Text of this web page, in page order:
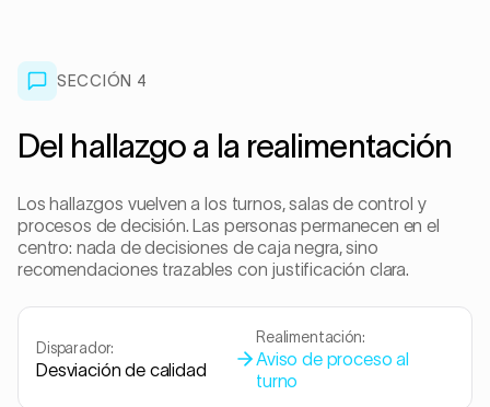
SECCIÓN 4
Del hallazgo a la realimentación
Los hallazgos vuelven a los turnos, salas de control y
procesos de decisión. Las personas permanecen en el
centro: nada de decisiones de caja negra, sino
recomendaciones trazables con justificación clara.
Disparador:
Desviación de calidad
Realimentación:
Aviso de proceso al
turno